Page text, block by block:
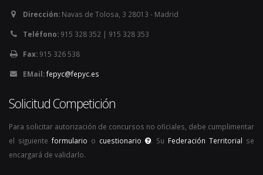
Dirección: Navas de Tolosa, 3 28013 - Madrid
Teléfono: 915 328 352 | 915 328 353
Fax: 915 326 538
EMail:fepyc@fepyc.es
Solicitud Competición
Para solicitar autorización de concursos no oficiales, debe cumplimentar
el siguiente formulario o cuestionario . Su Federación Territorial se
encargará de validarlo.